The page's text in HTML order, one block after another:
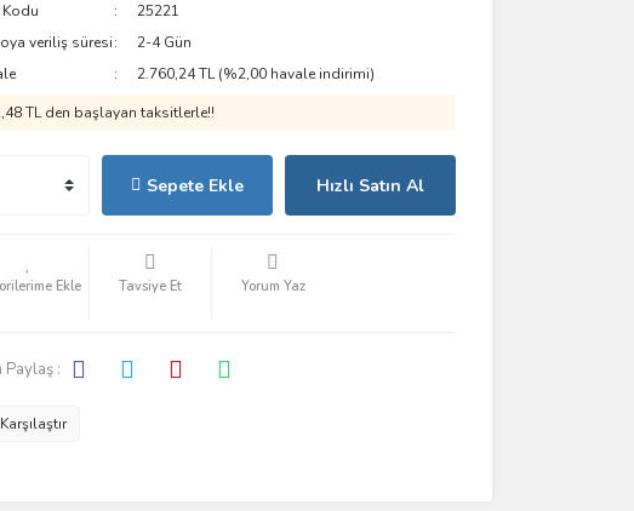
25221
veriliş süresi
2-4 Gün
2.760,24 TL (%2,00 havale indirimi)
TL den başlayan taksitlerle!!
Sepete Ekle Hızlı Satın Al
Tavsiye Et Yorum Yaz
Paylaş :
Karşılaştır